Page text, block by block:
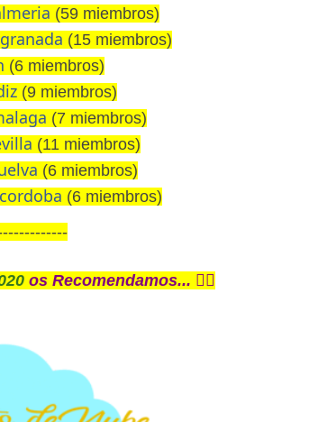
(59 miembros)
(15 miembros)
(6 miembros)
(9 miembros)
(7 miembros)
(11 miembros)
(6 miembros)
(6 miembros)
os Recomendamos... 👇🏼